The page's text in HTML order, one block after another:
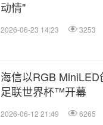
动情"
2026-06-23 14:23 3253
海信以RGB
足联世界杯™开幕
2026-06-12 21:49 6265